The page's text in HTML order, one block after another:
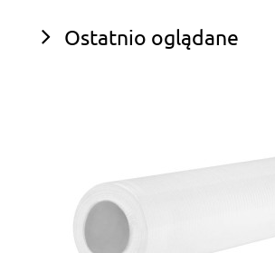
Ostatnio oglądane